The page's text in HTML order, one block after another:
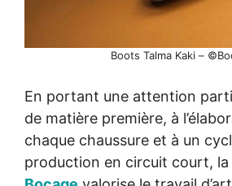
Boots Talma Kaki –
En portant une attention
de matière première, à
chaque chaussure et à un
production en circuit court, la